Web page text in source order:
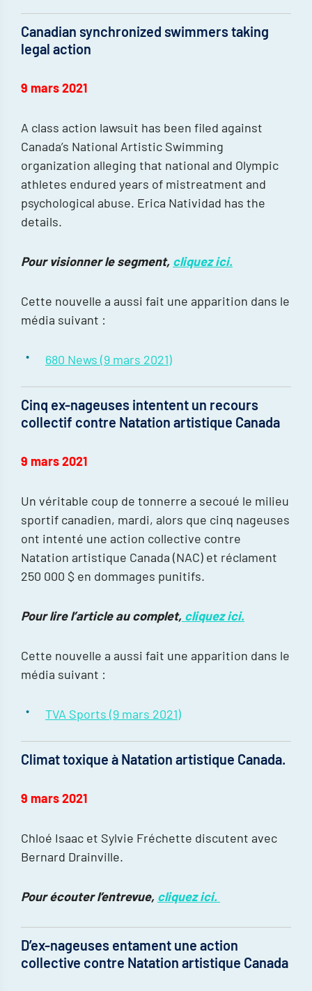
Canadian synchronized swimmers taking
legal action
9 mars 2021
A class action lawsuit has been filed against
Canada’s National Artistic Swimming
organization alleging that national and Olympic
athletes endured years of mistreatment and
psychological abuse. Erica Natividad has the
details.
Pour visionner le segment, cliquez ici.
Cette nouvelle a aussi fait une apparition dans le
média suivant :
680 News (9 mars 2021)
Cinq ex-nageuses intentent un recours
collectif contre Natation artistique Canada
9 mars 2021
Un véritable coup de tonnerre a secoué le milieu
sportif canadien, mardi, alors que cinq nageuses
ont intenté une action collective contre
Natation artistique Canada (NAC) et réclament
250 000 $ en dommages punitifs.
Pour lire l’article au complet, cliquez ici.
Cette nouvelle a aussi fait une apparition dans le
média suivant :
TVA Sports (9 mars 2021)
Climat toxique à Natation artistique Canada.
9 mars 2021
Chloé Isaac et Sylvie Fréchette discutent avec
Bernard Drainville.
Pour écouter l’entrevue, cliquez ici.
D’ex-nageuses entament une action
collective contre Natation artistique Canada